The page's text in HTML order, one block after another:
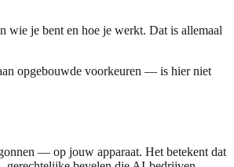
je bent en hoe je werkt. Dat is allemaal
opgebouwde voorkeuren — is hier niet
— op jouw apparaat. Het betekent dat